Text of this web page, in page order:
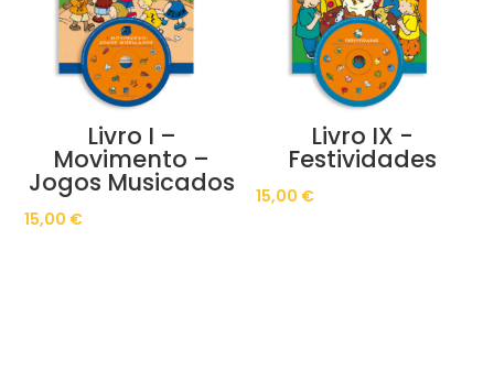
Livro I –
Movimento –
Jogos Musicados
15,00 €
Livro IX -
Festividades
15,00 €